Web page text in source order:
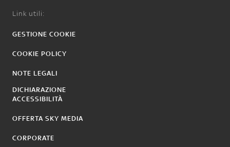
Link utili:
GESTIONE COOKIE
COOKIE POLICY
NOTE LEGALI
DICHIARAZIONE
ACCESSIBILITÀ
OFFERTA SKY MEDIA
CORPORATE